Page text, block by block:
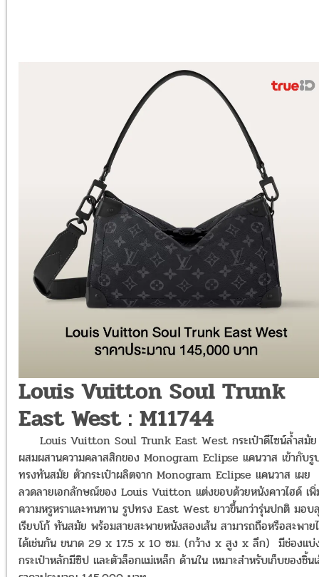
Louis Vuitton Soul Trunk
East West : M11744
Louis Vuitton Soul Trunk East West กระเป๋าดีไซน์ล้ำสมัย
ผสมผสานความคลาสสิกของ Monogram Eclipse แคนวาส เข้ากับรู
ทรงทันสมัย ตัวกระเป๋าผลิตจาก Monogram Eclipse แคนวาส เผย
ลวดลายเอกลักษณ์ของ Louis Vuitton แต่งขอบด้วยหนังคาวไฮด์ เ
ความหรูหราและทนทาน รูปทรง East West ยาวขึ้นกว่ารุ่นปกติ มอบ
เรียบโก้ ทันสมัย พร้อมสายสะพายหนังสองเส้น สามารถถือหรือสะพาย
ได้เช่นกัน ขนาด 29 x 17.5 x 10 ซม. (กว้าง x สูง x ลึก) มีช่องแบ่
กระเป๋าหลักมีซิป และตัวล็อกแม่เหล็ก ด้านใน เหมาะสำหรับเก็บของชิ้น